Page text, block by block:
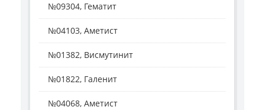
№09304, Гематит
№04103, Аметист
№01382, Висмутинит
№01822, Галенит
№04068, Аметист